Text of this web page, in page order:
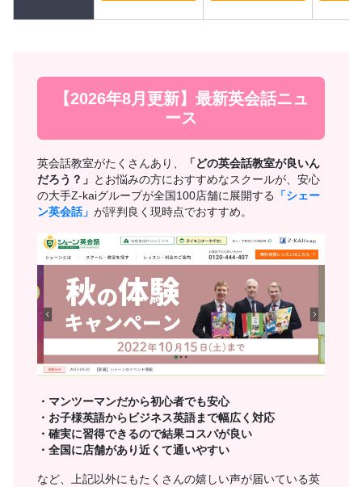
【2026年8月更新】最新英会話ニュ
ース
英会話教室がたくさんあり、
「どの英会話教室が良いん
だろう？」 とお悩みの方におすすめなスクールが、安心
の大手Z-kaiグループが全国100店舗に展開する
「シェー
ン英会話」 が評判良く現時点でおすすめ。
・マンツーマンだから初心者でも安心
・お子様英語からビジネス英語まで幅広く対応
・確実に習得できるので結果コスパが良い
・全国に店舗があり近くて通いやすい
など、上記以外にもたくさんの嬉しい声が届いている英